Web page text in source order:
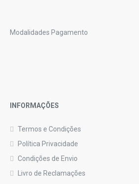
Modalidades Pagamento
INFORMAÇÕES
Termos e Condições
Política Privacidade
Condições de Envio
Livro de Reclamações